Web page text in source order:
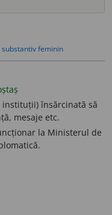
feminin
instituții) însărcinată să
mesaje etc.
la Ministerul de